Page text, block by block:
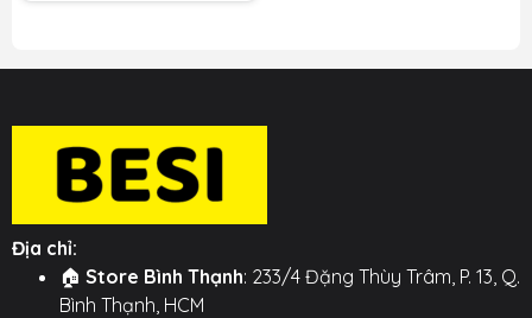
Địa chỉ:
🏠 Store Bình Thạnh: 233/4 Đặng Thùy Trâm, P. 13, Q.
Bình Thạnh, HCM